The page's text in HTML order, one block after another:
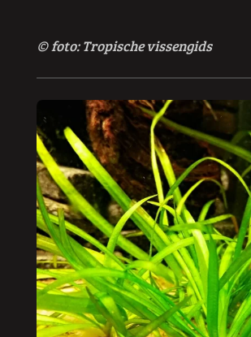
© foto:Tropische vissengids